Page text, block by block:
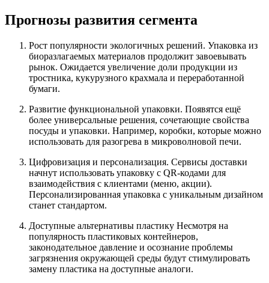
Прогнозы развития сегмента
Рост популярности экологичных решений. Упаковка из
биоразлагаемых материалов продолжит завоевывать
рынок. Ожидается увеличение доли продукции из
тростника, кукурузного крахмала и переработанной
бумаги.
Развитие функциональной упаковки. Появятся ещё
более универсальные решения, сочетающие свойства
посуды и упаковки. Например, коробки, которые можно
использовать для разогрева в микроволновой печи.
Цифровизация и персонализация. Сервисы доставки
начнут использовать упаковку с QR-кодами для
взаимодействия с клиентами (меню, акции).
Персонализированная упаковка с уникальным дизайном
станет стандартом.
Доступные альтернативы пластику Несмотря на
популярность пластиковых контейнеров,
законодательное давление и осознание проблемы
загрязнения окружающей среды будут стимулировать
замену пластика на доступные аналоги.